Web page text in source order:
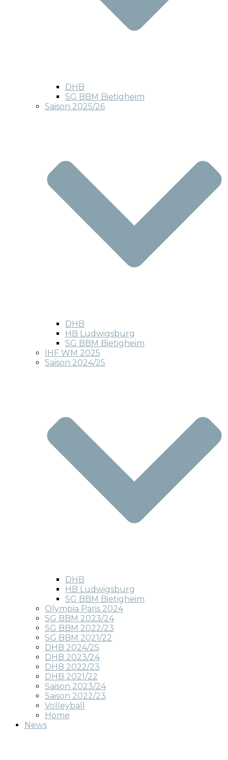
DHB
SG BBM Bietigheim
Saison 2025/26
DHB
HB Ludwigsburg
SG BBM Bietigheim
IHF WM 2025
Saison 2024/25
DHB
HB Ludwigsburg
SG BBM Bietigheim
Olympia Paris 2024
SG BBM 2023/24
SG BBM 2022/23
SG BBM 2021/22
DHB 2024/25
DHB 2023/24
DHB 2022/23
DHB 2021/22
Saison 2023/24
Saison 2022/23
Volleyball
Home
News